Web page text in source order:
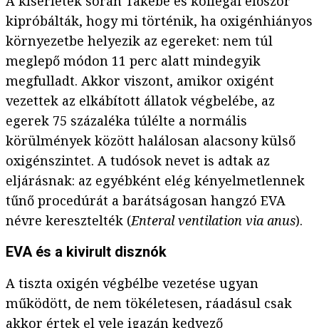
kipróbálták, hogy mi történik, ha oxigénhiányos
környezetbe helyezik az egereket: nem túl
meglepő módon 11 perc alatt mindegyik
megfulladt. Akkor viszont, amikor oxigént
vezettek az elkábított állatok végbelébe, az
egerek 75 százaléka túlélte a normális
körülmények között halálosan alacsony külső
oxigénszintet. A tudósok nevet is adtak az
eljárásnak: az egyébként elég kényelmetlennek
tűnő procedúrát a barátságosan hangzó EVA
névre keresztelték (Enteral ventilation via anus).
EVA és a kivirult disznók
A tiszta oxigén végbélbe vezetése ugyan
működött, de nem tökéletesen, ráadásul csak
akkor értek el vele igazán kedvező